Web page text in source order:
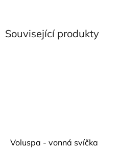
Související produkty
Voluspa - vonná svíčka